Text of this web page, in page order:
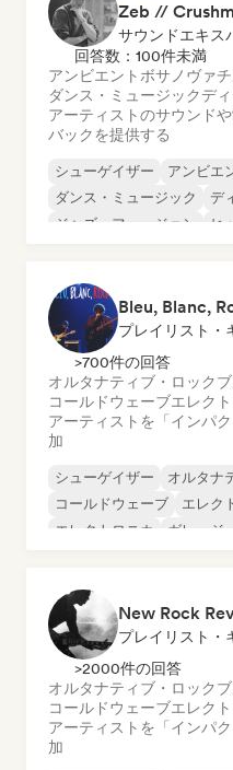
Zeb //
サウンドエキス
回答数：100件未満
アンビエント ボサノヴァ
ダンス・ミュージックデ
アーティストのサウンド
バックを提供する
シューゲイザー アンビエ
ダンス・ミュージック
デ
ジャズ・フュージョン
ヒ
Bleu, Blanc,
プレイリスト・
>700件の回答
オルタナティブ・ロック
コールドウェーブエレク
アーティストを「インパ
加
シューゲイザー オルタナ
コールドウェーブ
エレク
エレクトロニカ
ガレージ
New Rock
プレイリスト・
>2000件の回答
オルタナティブ・ロック
コールドウェーブエレク
アーティストを「インパ
加